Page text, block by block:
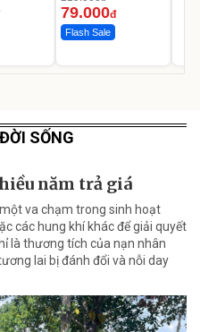
79.000đ
Flash Sale
SỐNG
năm trả giá
va chạm trong sinh hoạt
các hung khí khác để giải quyết
là thương tích của nạn nhân
lai bị đánh đổi và nỗi day